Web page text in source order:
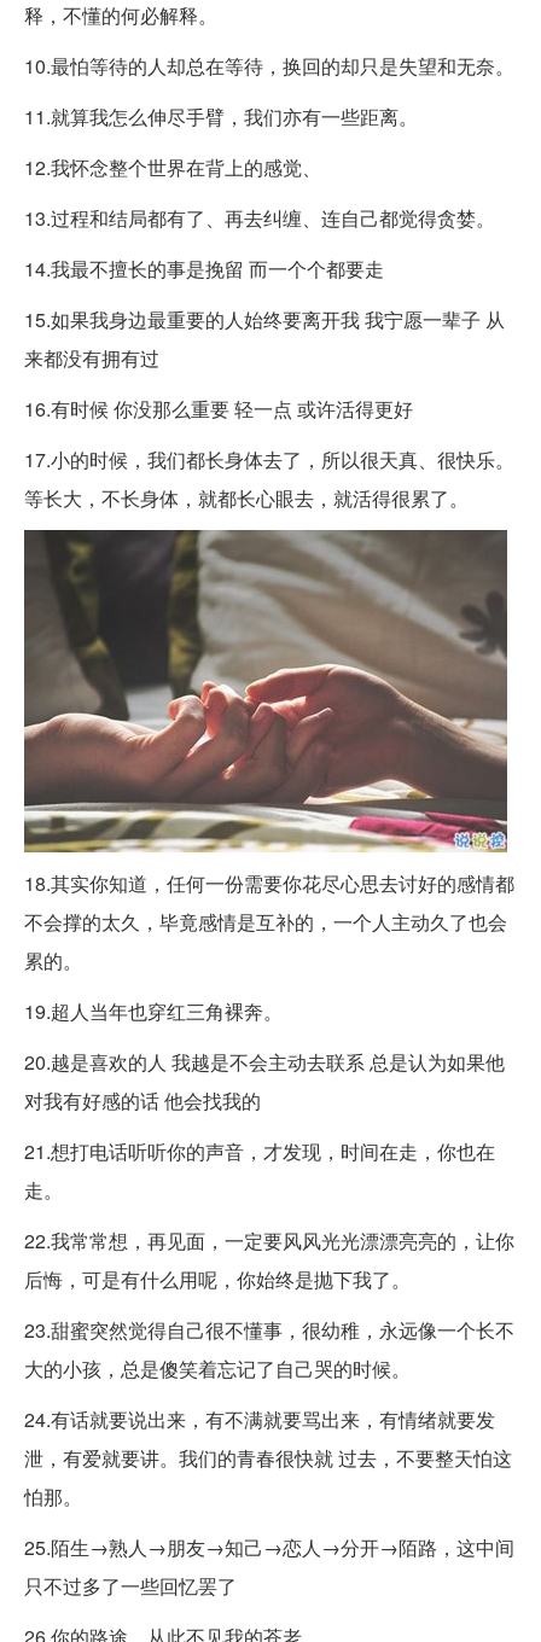
释，不懂的何必解释。
10.最怕等待的人却总在等待，换回的却只是失望和无奈。
11.就算我怎么伸尽手臂，我们亦有一些距离。
12.我怀念整个世界在背上的感觉、
13.过程和结局都有了、再去纠缠、连自己都觉得贪婪。
14.我最不擅长的事是挽留 而一个个都要走
15.如果我身边最重要的人始终要离开我 我宁愿一辈子 从
来都没有拥有过
16.有时候 你没那么重要 轻一点 或许活得更好
17.小的时候，我们都长身体去了，所以很天真、很快乐。
等长大，不长身体，就都长心眼去，就活得很累了。
18.其实你知道，任何一份需要你花尽心思去讨好的感情都
不会撑的太久，毕竟感情是互补的，一个人主动久了也会
累的。
19.超人当年也穿红三角裸奔。
20.越是喜欢的人 我越是不会主动去联系 总是认为如果他
对我有好感的话 他会找我的
21.想打电话听听你的声音，才发现，时间在走，你也在
走。
22.我常常想，再见面，一定要风风光光漂漂亮亮的，让你
后悔，可是有什么用呢，你始终是抛下我了。
23.甜蜜突然觉得自己很不懂事，很幼稚，永远像一个长不
大的小孩，总是傻笑着忘记了自己哭的时候。
24.有话就要说出来，有不满就要骂出来，有情绪就要发
泄，有爱就要讲。我们的青春很快就 过去，不要整天怕这
怕那。
25.陌生→熟人→朋友→知己→恋人→分开→陌路，这中间
只不过多了一些回忆罢了